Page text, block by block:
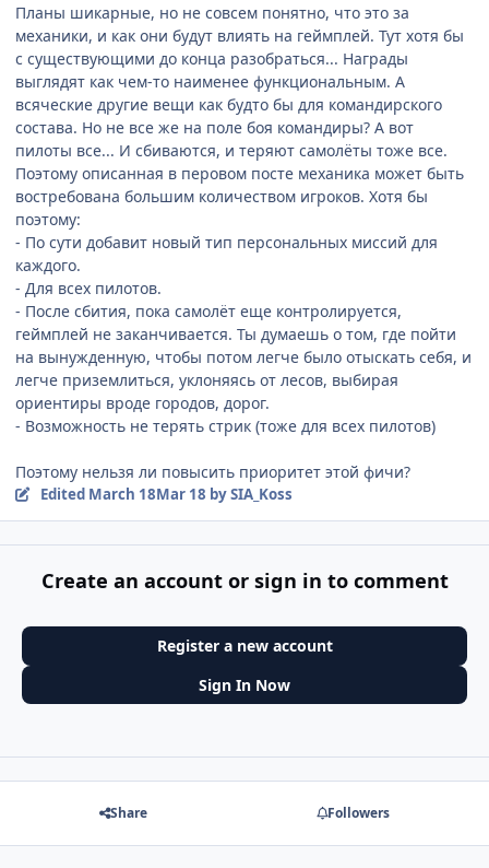
Планы шикарные, но не совсем понятно, что это за
механики, и как они будут влиять на геймплей. Тут хотя бы
с существующими до конца разобраться... Награды
выглядят как чем-то наименее функциональным. А
всяческие другие вещи как будто бы для командирского
состава. Но не все же на поле боя командиры? А вот
пилоты все... И сбиваются, и теряют самолёты тоже все.
Поэтому описанная в перовом посте механика может быть
востребована большим количеством игроков. Хотя бы
поэтому:
- По сути добавит новый тип персональных миссий для
каждого.
- Для всех пилотов.
- После сбития, пока самолёт еще контролируется,
геймплей не заканчивается. Ты думаешь о том, где пойти
на вынужденную, чтобы потом легче было отыскать себя, и
легче приземлиться, уклоняясь от лесов, выбирая
ориентиры вроде городов, дорог.
- Возможность не терять стрик (тоже для всех пилотов)
Поэтому нельзя ли повысить приоритет этой фичи?
Edited March 18Mar 18 by SIA_Koss
Create an account or sign in to comment
Register a new account
Sign In Now
Share Followers